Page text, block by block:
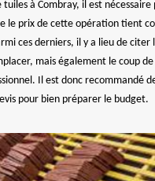
à Combray, il est nécessaire
le prix de cette opération tient
ces derniers, il y a lieu de citer
mais également le coup
Il est donc recommandé
pour bien préparer le budget.